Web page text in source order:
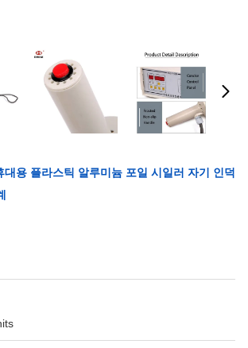
용 플라스틱 알루미늄 포일 시일러 자기 인덕